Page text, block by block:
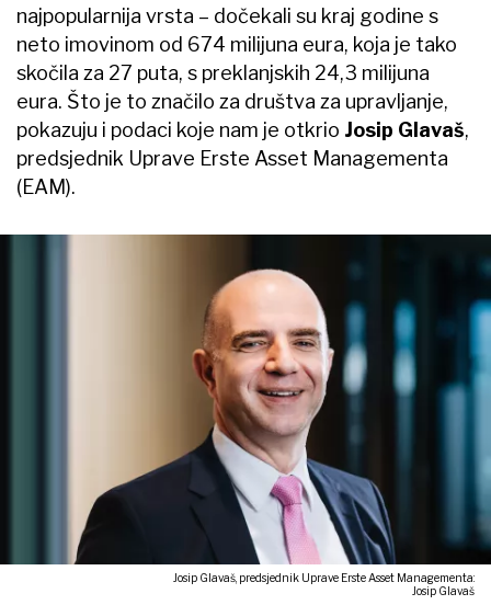
najpopularnija vrsta – dočekali su kraj godine s
neto imovinom od 674 milijuna eura, koja je tako
skočila za 27 puta, s preklanjskih 24,3 milijuna
eura. Što je to značilo za društva za upravljanje,
pokazuju i podaci koje nam je otkrio Josip Glavaš,
predsjednik Uprave Erste Asset Managementa
(EAM).
Josip Glavaš, predsjednik Uprave Erste Asset Managementa:
Josip Glavaš